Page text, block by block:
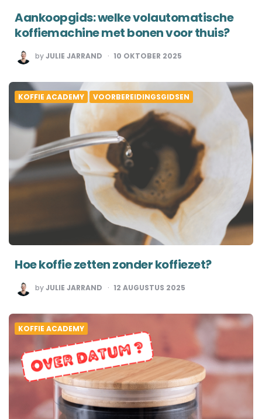
Aankoopgids: welke volautomatische
koffiemachine met bonen voor thuis?
POSTED
BY
byJULIE JARRAND 10 OKTOBER 2025
KOFFIE ACADEMY VOORBEREIDINGSGIDSEN
Hoe koffie zetten zonder koffiezet?
POSTED
BY
byJULIE JARRAND 12 AUGUSTUS 2025
KOFFIE ACADEMY